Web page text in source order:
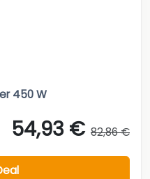
450 W
54,93 € 82,86 €